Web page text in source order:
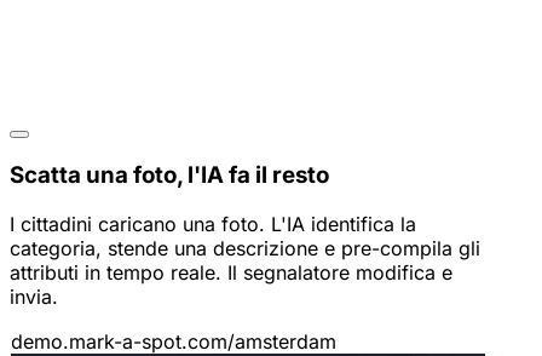
Scatta una foto, l'IA fa il resto
I cittadini caricano una foto. L'IA identifica la
categoria, stende una descrizione e pre-compila gli
attributi in tempo reale. Il segnalatore modifica e
invia.
demo.mark-a-spot.com/amsterdam